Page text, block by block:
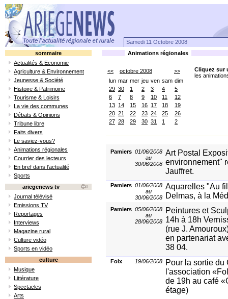
Samedi 11 Octobre 2008
sommaire
Actualités & Economie
Agriculture & Environnement
Jeunesse & Société
Histoire & Patrimoine
Tourisme & Loisirs
La vie des communes
Débats & Opinions
Tribune libre
Faits divers
Le saviez-vous?
Animations régionales
Courrier des lecteurs
En bref dans l'actualité
Sports
ariegenews tv
Journal télévisé
Emissions TV
Reportages
Interviews
Magazine rural
Culture vidéo
Sports en vidéo
culture
Musique
Littérature
Spectacles
Arts
Animations régionales
<< octobre 2008
>>
lun mar mer jeu ven sam dim
29 30 1 2 3 4
5
6
7 8 9 10 11
12
13 14 15 16 17 18
19
20 21 22 23 24 25
26
27 28 29 30 31 1 2
Cliquez sur
les
Pamiers 01/06/2008
au
30/06/2008
Art Postal
environnement"
Jauffret.
Pamiers 01/06/2008
au
30/06/2008
Aquarelles "Au
Delmas, à la
Pamiers 05/06/2008
au
28/06/2008
Peintures et
14h à 18h
(rue J.
en partenariat
38 04.
Foix 19/06/2008
Pour la sortie
l'association
de 19h au café
étage)